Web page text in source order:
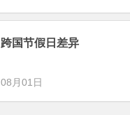
跨国节假日差异
08月01日